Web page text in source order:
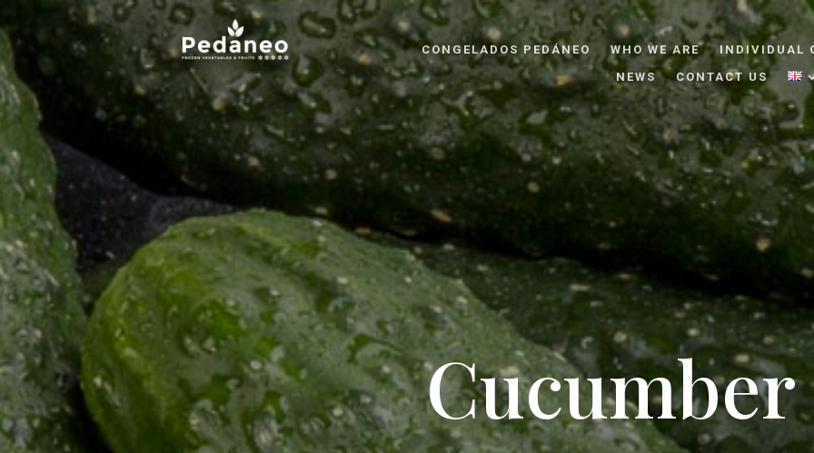
CONGELADOS PEDÁNEO WHO WE ARE
INDIVIDUAL
NEWS
CONTACT US
Cucumber